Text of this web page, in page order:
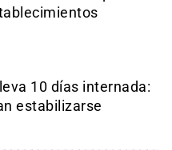
10 días internada:
estabilizarse